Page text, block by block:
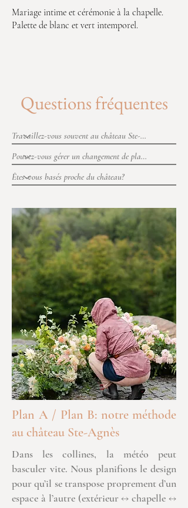
Mariage intime et cérémonie à la chapelle.
Palette de blanc et vert intemporel.
Questions fréquentes
Plan A / Plan B: notre méthode
au château Ste-Agnès
Dans les collines, la météo peut
basculer vite. Nous planifions le design
pour qu’il se transpose proprement d’un
espace à l’autre (extérieur ↔ chapelle ↔